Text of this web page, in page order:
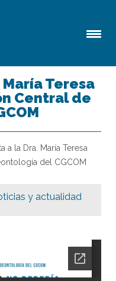
Teresa
Central de
a la Dra. María Teresa
del CGCOM
y actualidad